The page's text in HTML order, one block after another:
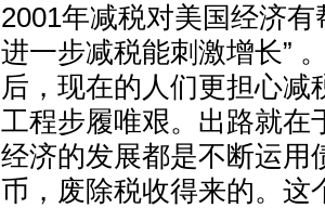
2001年减税对美国经济
进一步减税能刺激增长”
后，现在的人们更担心
工程步履唯艰。出路就在
经济的发展都是不断运用
币，废除税收得来的。这